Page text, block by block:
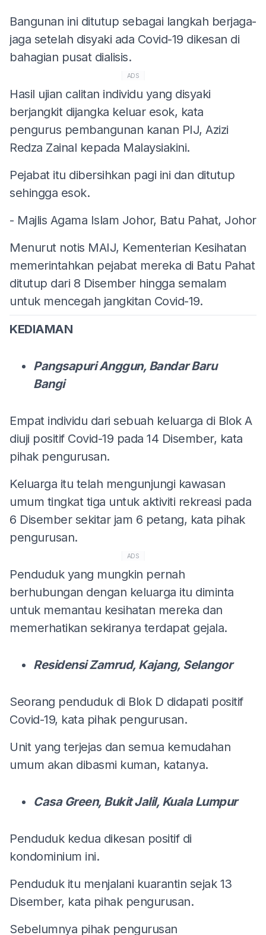
Bangunan ini ditutup sebagai langkah berjaga-
jaga setelah disyaki ada Covid-19 dikesan di
bahagian pusat dialisis.
ADS
Hasil ujian calitan individu yang disyaki
berjangkit dijangka keluar esok, kata
pengurus pembangunan kanan PIJ, Azizi
Redza Zainal kepada Malaysiakini.
Pejabat itu dibersihkan pagi ini dan ditutup
sehingga esok.
- Majlis Agama Islam Johor, Batu Pahat, Johor
Menurut notis MAIJ, Kementerian Kesihatan
memerintahkan pejabat mereka di Batu Pahat
ditutup dari 8 Disember hingga semalam
untuk mencegah jangkitan Covid-19.
KEDIAMAN
Pangsapuri Anggun, Bandar Baru
Bangi
Empat individu dari sebuah keluarga di Blok A
diuji positif Covid-19 pada 14 Disember, kata
pihak pengurusan.
Keluarga itu telah mengunjungi kawasan
umum tingkat tiga untuk aktiviti rekreasi pada
6 Disember sekitar jam 6 petang, kata pihak
pengurusan.
ADS
Penduduk yang mungkin pernah
berhubungan dengan keluarga itu diminta
untuk memantau kesihatan mereka dan
memerhatikan sekiranya terdapat gejala.
Residensi Zamrud, Kajang, Selangor
Seorang penduduk di Blok D didapati positif
Covid-19, kata pihak pengurusan.
Unit yang terjejas dan semua kemudahan
umum akan dibasmi kuman, katanya.
Casa Green, Bukit Jalil, Kuala Lumpur
Penduduk kedua dikesan positif di
kondominium ini.
Penduduk itu menjalani kuarantin sejak 13
Disember, kata pihak pengurusan.
Sebelumnya pihak pengurusan